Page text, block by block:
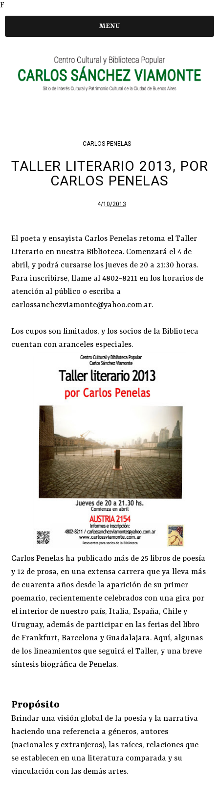
F
MENU
CARLOS PENELAS
TALLER LITERARIO 2013, POR
CARLOS PENELAS
4/10/2013
El poeta y ensayista Carlos Penelas retoma el Taller
Literario en nuestra Biblioteca. Comenzará el 4 de
abril, y podrá cursarse los jueves de 20 a 21:30 horas.
Para inscribirse, llame al 4802-8211 en los horarios de
atención al público o escriba a
carlossanchezviamonte@yahoo.com.ar.
Los cupos son limitados, y los socios de la Biblioteca
cuentan con aranceles especiales.
Carlos Penelas ha publicado más de 25 libros de poesía
y 12 de prosa, en una extensa carrera que ya lleva más
de cuarenta años desde la aparición de su primer
poemario, recientemente celebrados con una gira por
el interior de nuestro país, Italia, España, Chile y
Uruguay, además de participar en las ferias del libro
de Frankfurt, Barcelona y Guadalajara. Aquí, algunas
de los lineamientos que seguirá el Taller, y una breve
síntesis biográfica de Penelas.
Propósito
Brindar una visión global de la poesía y la narrativa
haciendo una referencia a géneros, autores
(nacionales y extranjeros), las raíces, relaciones que
se establecen en una literatura comparada y su
vinculación con las demás artes.